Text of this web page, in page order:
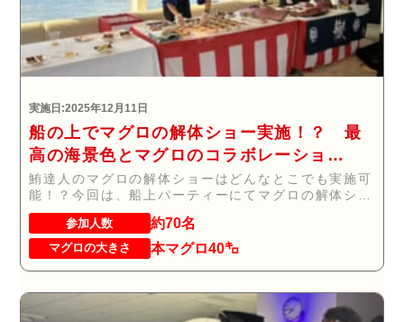
実施日:2025年12月11日
船の上でマグロの解体ショー実施！？ 最
高の海景色とマグロのコラボレーショ
ン！！！
鮪達人のマグロの解体ショーはどんなとこでも実施可
能！？今回は、船上パーティーにてマグロの解体ショ
ー(...
参加人数 約70名
マグロの大きさ 本マグロ40㌔